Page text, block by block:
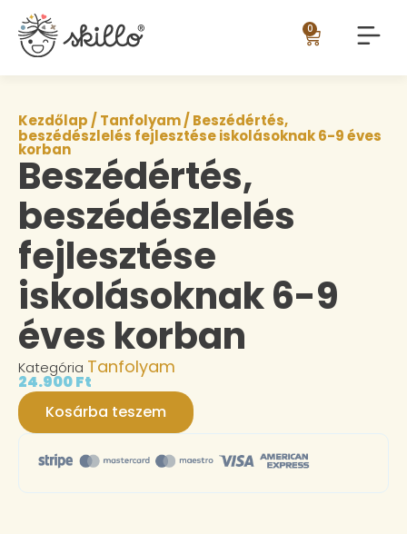
0
Kezdőlap /Tanfolyam/ Beszédértés,
beszédészlelés fejlesztése iskolásoknak 6-9 éves
korban
Beszédértés,
beszédészlelés
fejlesztése
iskolásoknak 6-9
éves korban
Kategória Tanfolyam
24.900Ft
Kosárba teszem